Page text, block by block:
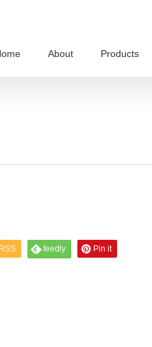
About Products
RSS feedly Pin it